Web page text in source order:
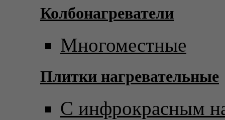
Колбонагреватели
Многоместные
Плитки нагревательные
С инфрокрасным